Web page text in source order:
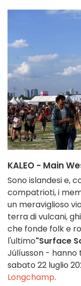
KALEO - Main
Sono islandesi e,
compatrioti, i
un meraviglioso
terra di vulcani,
che fonde folk e
l'ultimo"Surface
Júlíusson -
sabato 22 luglio
Longchamp.